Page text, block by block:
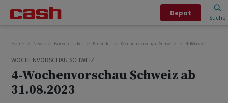
Depot
Suche
Home News Börsen-Ticker Kalender Wochenvorschau Schweiz 4-
WOCHENVORSCHAU SCHWEIZ
4-Wochenvorschau Schweiz ab
31.08.2023